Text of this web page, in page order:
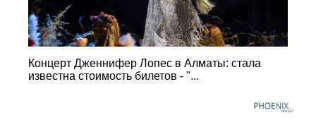
Концерт Дженнифер Лопес в Алматы: стала
известна стоимость билетов - "...